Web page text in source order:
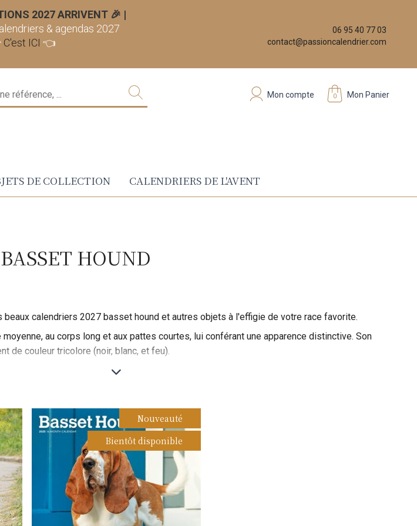
2027 ARRIVENT 🎉 |
& agendas 2027
C'est ICI 👈
06 95 40 77 03
contact@passioncalendrier.com
0 Mon Panier
Mon compte
DE COLLECTION CALENDRIERS DE L'AVENT
HOUND
calendriers 2027 basset hound et autres objets à l'effigie de votre race favorite.
au corps long et aux pattes courtes, lui conférant une apparence distinctive. Son
de couleur tricolore (noir, blanc, et feu).
oreilles tombantes et ses yeux profonds, qui lui donnent un regard mélancolique. Doté d'un
d'exercice.
Nouveauté
Bientôt disponible